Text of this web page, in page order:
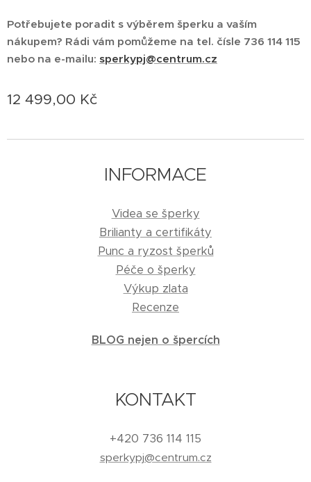
Potřebujete poradit s výběrem šperku a vaším
nákupem? Rádi vám pomůžeme na tel. čísle 736 114 115
nebo na e-mailu: sperkypj@centrum.cz
12 499,00 Kč
INFORMACE
Videa se šperky
Brilianty a certifikáty
Punc a ryzost šperků
Péče o šperky
Výkup zlata
Recenze
BLOG nejen o špercích
KONTAKT
+420 736 114 115
sperkypj@centrum.cz